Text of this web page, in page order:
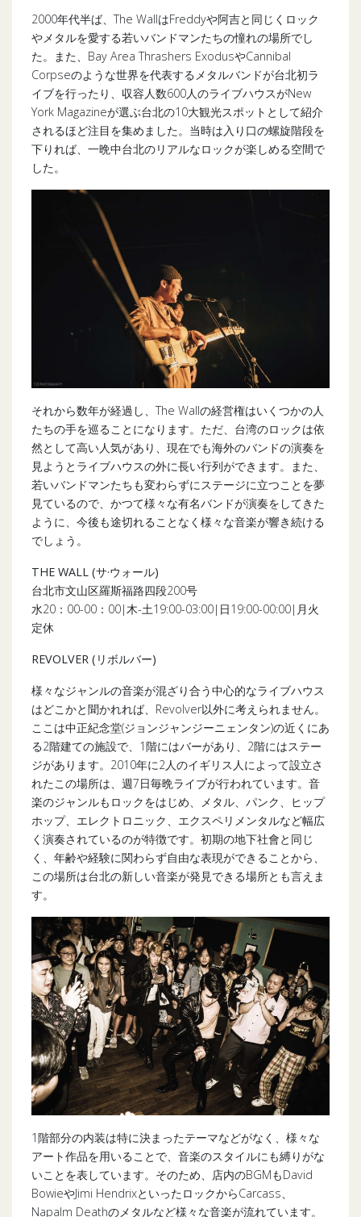
2000年代半ば、The WallはFreddyや阿吉と同じくロック
やメタルを愛する若いバンドマンたちの憧れの場所でし
た。また、Bay Area Thrashers ExodusやCannibal
Corpseのような世界を代表するメタルバンドが台北初ラ
イブを行ったり、収容人数600人のライブハウスがNew
York Magazineが選ぶ台北の10大観光スポットとして紹介
されるほど注目を集めました。当時は入り口の螺旋階段を
下りれば、一晩中台北のリアルなロックが楽しめる空間で
した。
それから数年が経過し、The Wallの経営権はいくつかの人
たちの手を巡ることになります。ただ、台湾のロックは依
然として高い人気があり、現在でも海外のバンドの演奏を
見ようとライブハウスの外に長い行列ができます。また、
若いバンドマンたちも変わらずにステージに立つことを夢
見ているので、かつて様々な有名バンドが演奏をしてきた
ように、今後も途切れることなく様々な音楽が響き続ける
でしょう。
THE WALL (サ·ウォール)
台北市文山区羅斯福路四段200号
水20：00-00：00|木-土19:00-03:00|日19:00-00:00|月火
定休
REVOLVER ( リボルバー)
様々なジャンルの音楽が混ざり合う中心的なライブハウス
はどこかと聞かれれば、Revolver以外に考えられません。
ここは中正紀念堂(ジョンジャンジーニェンタン)の近くにあ
る2階建ての施設で、1階にはバーがあり、2階にはステー
ジがあります。2010年に2人のイギリス人によって設立さ
れたこの場所は、週7日毎晩ライブが行われています。音
楽のジャンルもロックをはじめ、メタル、パンク、ヒップ
ホップ、エレクトロニック、エクスペリメンタルなど幅広
く演奏されているのが特徴です。初期の地下社會と同じ
く、年齢や経験に関わらず自由な表現ができることから、
この場所は台北の新しい音楽が発見できる場所とも言えま
す。
1階部分の内装は特に決まったテーマなどがなく、様々な
アート作品を用いることで、音楽のスタイルにも縛りがな
いことを表しています。そのため、店内のBGMもDavid
BowieやJimi HendrixといったロックからCarcass、
Napalm Deathのメタルなど様々な音楽が流れています。